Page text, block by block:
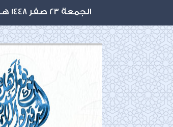
الجمعة 23 صفر 1448 هـ الموافق 7-8-2026 م